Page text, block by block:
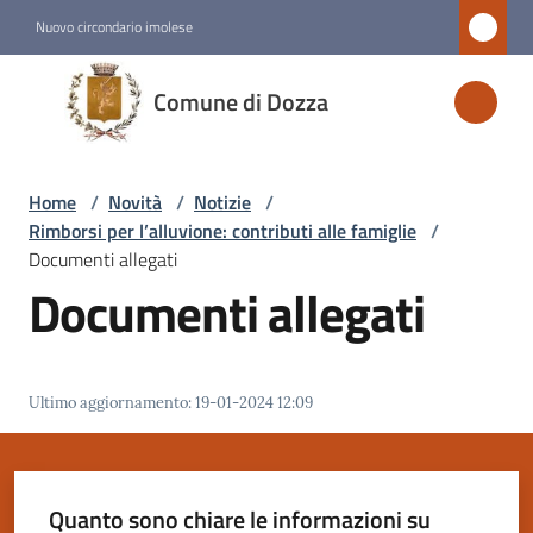
Nuovo circondario imolese
Comune di Dozza
Comune
di
Dozza
Amministrazione
Novità
Servizi
Vivere
Dozza
Home / Novità / Notizie /
Rimborsi per l’alluvione: contributi alle famiglie /
Documenti allegati
Documenti allegati
Ultimo aggiornamento:19-01-2024 12:09
Quanto sono chiare le informazioni su